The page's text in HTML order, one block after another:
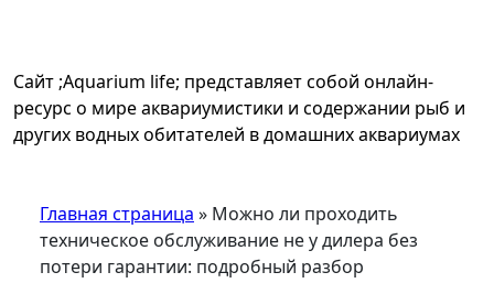
Сайт ;Aquarium life; представляет собой онлайн-
ресурс о мире аквариумистики и содержании рыб и
других водных обитателей в домашних аквариумах
Главная страница » Можно ли проходить
техническое обслуживание не у дилера без
потери гарантии: подробный разбор